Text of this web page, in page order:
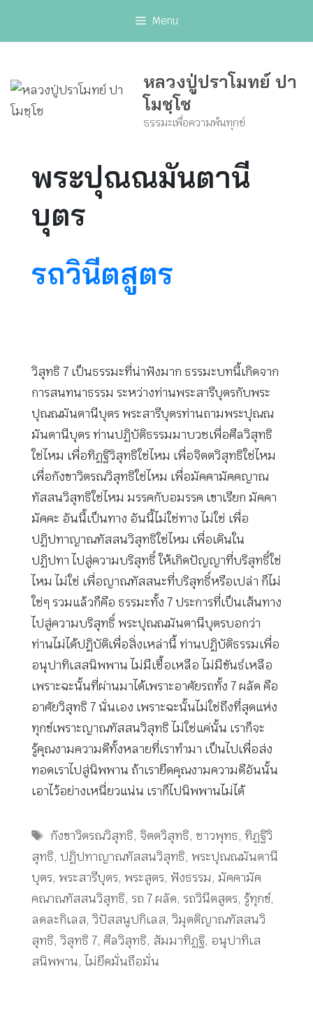
Menu
หลวงปู่ปราโมทย์ ปา
โมชฺโช
ธรรมะเพื่อความพ้นทุกข์
พระปุณณมันตานี
บุตร
รถวินีตสูตร
วิสุทธิ 7 เป็นธรรมะที่น่าฟังมาก ธรรมะบทนี้เกิดจาก
การสนทนาธรรม ระหว่างท่านพระสารีบุตรกับพระ
ปุณณมันตานีบุตร พระสารีบุตรท่านถามพระปุณณ
มันตานีบุตร ท่านปฏิบัติธรรมมาบวชเพื่อศีลวิสุทธิ
ใช่ไหม เพื่อทิฏฐิวิสุทธิใช่ไหม เพื่อจิตตวิสุทธิใช่ไหม
เพื่อกังขาวิตรณวิสุทธิใช่ไหม เพื่อมัคคามัคคญาณ
ทัสสนวิสุทธิใช่ไหม มรรคกับอมรรค เขาเรียก มัคคา
มัคคะ อันนี้เป็นทาง อันนี้ไม่ใช่ทาง ไม่ใช่ เพื่อ
ปฏิปทาญาณทัสสนวิสุทธิใช่ไหม เพื่อเดินใน
ปฏิปทา ไปสู่ความบริสุทธิ์ ให้เกิดปัญญาที่บริสุทธิ์ใช่
ไหม ไม่ใช่ เพื่อญาณทัสสนะที่บริสุทธิ์หรือเปล่า ก็ไม่
ใช่ๆ รวมแล้วก็คือ ธรรมะทั้ง 7 ประการที่เป็นเส้นทาง
ไปสู่ความบริสุทธิ์ พระปุณณมันตานีบุตรบอกว่า
ท่านไม่ได้ปฏิบัติเพื่อสิ่งเหล่านี้ ท่านปฏิบัติธรรมเพื่อ
อนุปาทิเสสนิพพาน ไม่มีเชื้อเหลือ ไม่มีขันธ์เหลือ
เพราะฉะนั้นที่ผ่านมาได้เพราะอาศัยรถทั้ง 7 ผลัด คือ
อาศัยวิสุทธิ 7 นั่นเอง เพราะฉะนั้นไม่ใช่ถึงที่สุดแห่ง
ทุกข์เพราะญาณทัสสนวิสุทธิ ไม่ใช่แค่นั้น เราก็จะ
รู้คุณงามความดีทั้งหลายที่เราทำมา เป็นไปเพื่อส่ง
ทอดเราไปสู่นิพพาน ถ้าเรายึดคุณงามความดีอันนั้น
เอาไว้อย่างเหนี่ยวแน่น เราก็ไปนิพพานไม่ได้
Tags
กังขาวิตรณวิสุทธิ, จิตตวิสุทธิ, ชาวพุทธ, ทิฏฐิวิ
สุทธิ, ปฏิปทาญาณทัสสนวิสุทธิ, พระปุณณมันตานี
บุตร, พระสารีบุตร, พระสูตร, ฟังธรรม, มัคคามัค
คณาณทัสสนวิสุทธิ, รถ 7 ผลัด, รถวินีตสูตร, รู้ทุกข์,
ลดละกิเลส, วิปัสสนูปกิเลส, วิมุตติญาณทัสสนวิ
สุทธิ, วิสุทธิ 7, ศีลวิสุทธิ, สัมมาทิฏฐิ, อนุปาทิเส
สนิพพาน, ไม่ยึดมั่นถือมั่น